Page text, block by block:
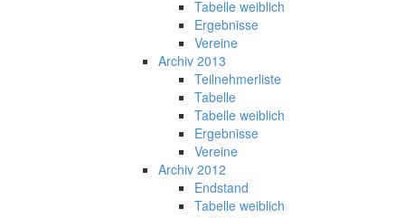
Tabelle weiblich
Ergebnisse
Vereine
Archiv 2013
Teilnehmerliste
Tabelle
Tabelle weiblich
Ergebnisse
Vereine
Archiv 2012
Endstand
Tabelle weiblich